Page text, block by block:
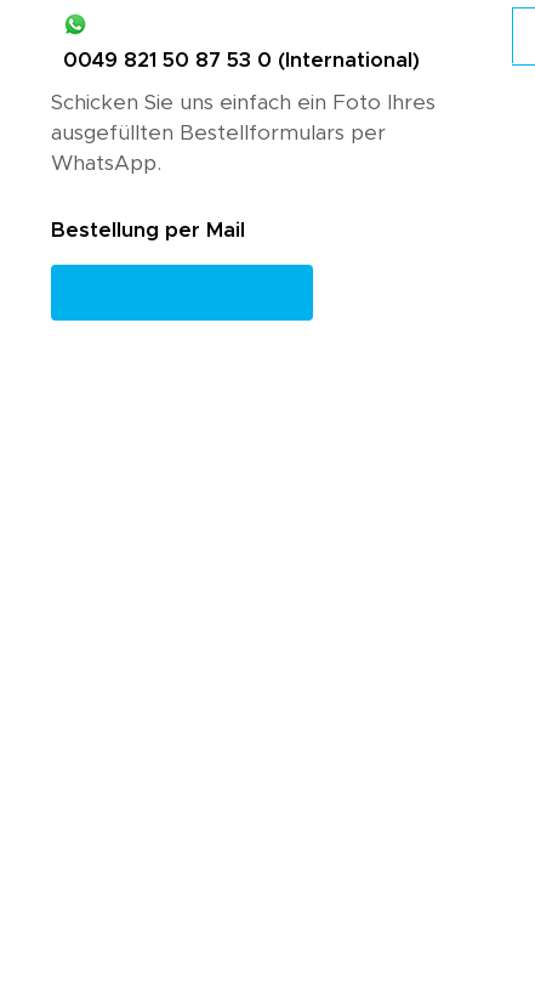
0049 821 50 87 53 0 (International)
Schicken Sie uns einfach ein Foto Ihres
ausgefüllten Bestellformulars per
WhatsApp.
Bestellung per Mail